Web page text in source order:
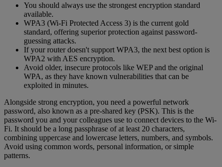
You should always use the strongest encryption standard
available.
WPA3 (Wi-Fi Protected Access 3) is the current gold
standard, offering superior protection against password-
guessing attacks.
If your router doesn't support WPA3, the next best option is
WPA2 with AES encryption.
Avoid older, insecure protocols like WEP and the original
WPA, as they have known vulnerabilities that can be
exploited in minutes.
Alongside strong encryption, you need a powerful network
password, also known as a pre-shared key (PSK). This is the
password you and your colleagues use to connect devices to the Wi-
Fi. It should be a long passphrase of at least 20 characters,
combining uppercase and lowercase letters, numbers, and symbols.
Avoid using common words, personal information, or simple
patterns.